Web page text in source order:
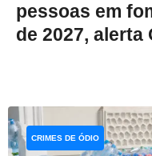
pessoas em
de 2027, alerta
CRIMES DE ÓDIO